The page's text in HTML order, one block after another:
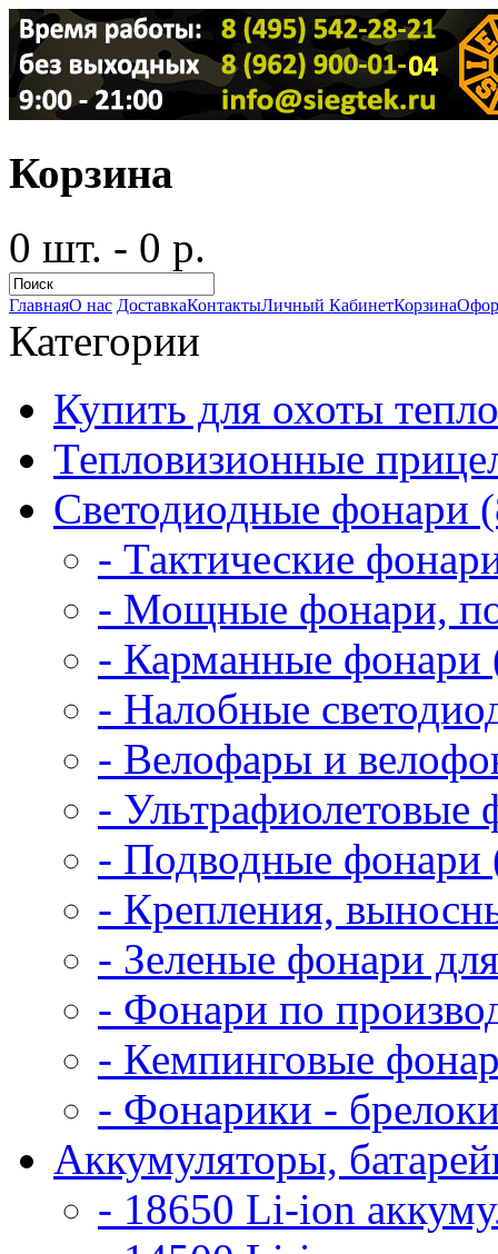
Корзина
0 шт. - 0 р.
ГлавнаяО нас ДоставкаКонтактыЛичный КабинетКорзина
Категории
Купить для охоты
Тепловизионные
Светодиодные фонари
- Тактические
- Мощные фонари,
- Карманные фонари
- Налобные
- Велофары и
- Ультрафиолетовые
- Подводные фонари
- Крепления,
- Зеленые фонари
- Фонари по
- Кемпинговые
- Фонарики -
Аккумуляторы,
- 18650 Li-ion